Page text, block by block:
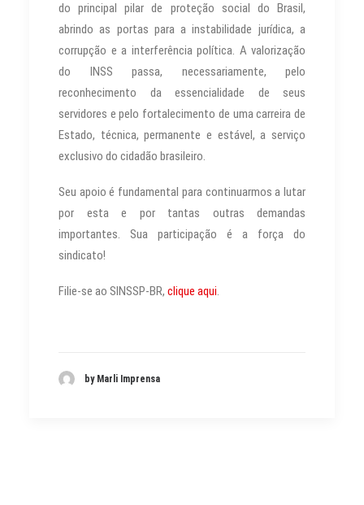
do principal pilar de proteção social do Brasil,
abrindo as portas para a instabilidade jurídica, a
corrupção e a interferência política. A valorização
do INSS passa, necessariamente, pelo
reconhecimento da essencialidade de seus
servidores e pelo fortalecimento de uma carreira de
Estado, técnica, permanente e estável, a serviço
exclusivo do cidadão brasileiro.
Seu apoio é fundamental para continuarmos a lutar
por esta e por tantas outras demandas
importantes. Sua participação é a força do
sindicato!
Filie-se ao SINSSP-BR, clique aqui.
by Marli Imprensa